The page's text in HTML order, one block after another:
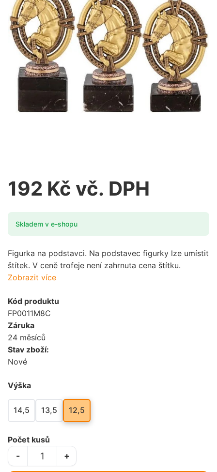
192 Kč vč. DPH
Skladem v e-shopu
Figurka na podstavci. Na podstavec figurky lze umístit
štítek. V ceně trofeje není zahrnuta cena štítku.
Zobrazit více
Kód produktu
FP0011M8C
Záruka
24 měsíců
Stav zboží:
Nové
Výška
14,5 13,5 12,5
Počet kusů
+
-